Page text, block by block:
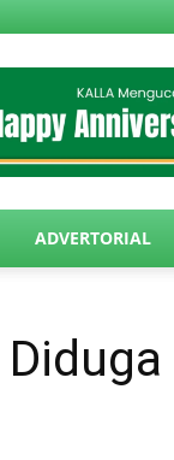
ADVERTORIAL